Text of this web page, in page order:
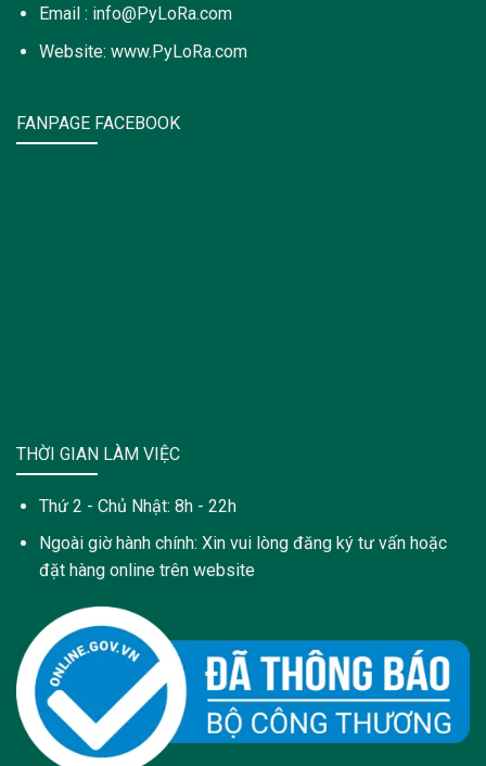
Email : info@PyLoRa.com
Website: www.PyLoRa.com
FANPAGE FACEBOOK
THỜI GIAN LÀM VIỆC
Thứ 2 - Chủ Nhật: 8h - 22h
Ngoài giờ hành chính: Xin vui lòng đăng ký tư vấn hoặc
đặt hàng online trên website